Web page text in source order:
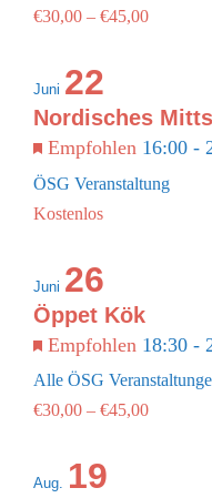
€30,00 – €45,00
Juni 22
Nordisches
Empfohlen 16:00 -
ÖSG Veranstaltung
Kostenlos
Juni 26
Öppet Kök
Empfohlen 18:30 -
Alle ÖSG
€30,00 – €45,00
Aug. 19